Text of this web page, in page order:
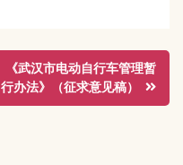
《武汉市电动自行车管理暂
行办法》（征求意见稿）